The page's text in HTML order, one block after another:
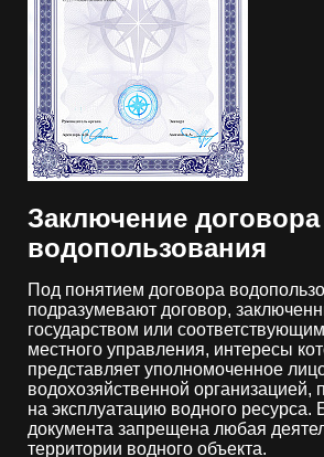
Заключение договора
водопользования
Под понятием договора
подразумевают договор,
государством или
местного управления, интересы
представляет уполномоченное
водохозяйственной организацией,
на эксплуатацию водного ресурса.
документа запрещена любая
территории водного объекта.